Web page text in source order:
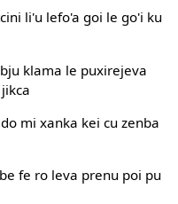
li'u lefo'a goi le go'i ku
klama le puxirejeva
mi xanka kei cu zenba
fe ro leva prenu poi pu